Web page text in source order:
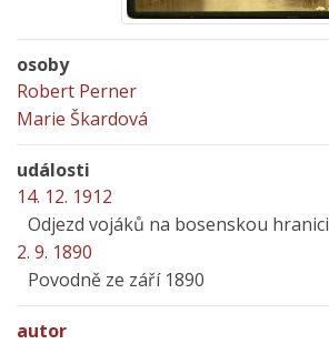
osoby
Robert Perner
Marie Škardová
události
14. 12. 1912
Odjezd vojáků na bosenskou hranici
2. 9. 1890
Povodně ze září 1890
autor